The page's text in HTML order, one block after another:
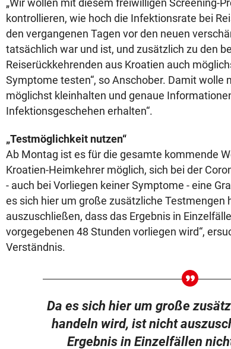
„Wir wollen mit diesem freiwilligen Screening-
kontrollieren, wie hoch die Infektionsrate bei
den vergangenen Tagen vor den neuen
tatsächlich war und ist, und zusätzlich zu den
Reiserückkehrenden aus Kroatien auch
Symptome testen“, so Anschober. Damit wolle
möglichst kleinhalten und genaue
Infektionsgeschehen erhalten“.
„Testmöglichkeit nutzen“
Ab Montag ist es für die gesamte kommende
Kroatien-Heimkehrer möglich, sich bei der
- auch bei Vorliegen keiner Symptome - eine
es sich hier um große zusätzliche Testmengen
auszuschließen, dass das Ergebnis in
vorgegebenen 48 Stunden vorliegen wird“,
Verständnis.
Da es sich hier um große
handeln wird, ist nicht
Ergebnis in Einzelfällen